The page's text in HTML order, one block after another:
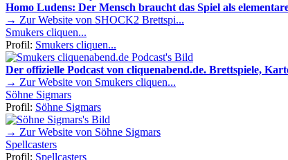
Homo Ludens: Der Mensch braucht das Spiel als
→ Zur Website von SHOCK2 Brettspi...
Smukers cliquen...
Profil: Smukers cliquen...
Der offizielle Podcast von cliquenabend.de. Brettspiele,
→ Zur Website von Smukers cliquen...
Söhne Sigmars
Profil: Söhne Sigmars
→ Zur Website von Söhne Sigmars
Spellcasters
Profil: Spellcasters